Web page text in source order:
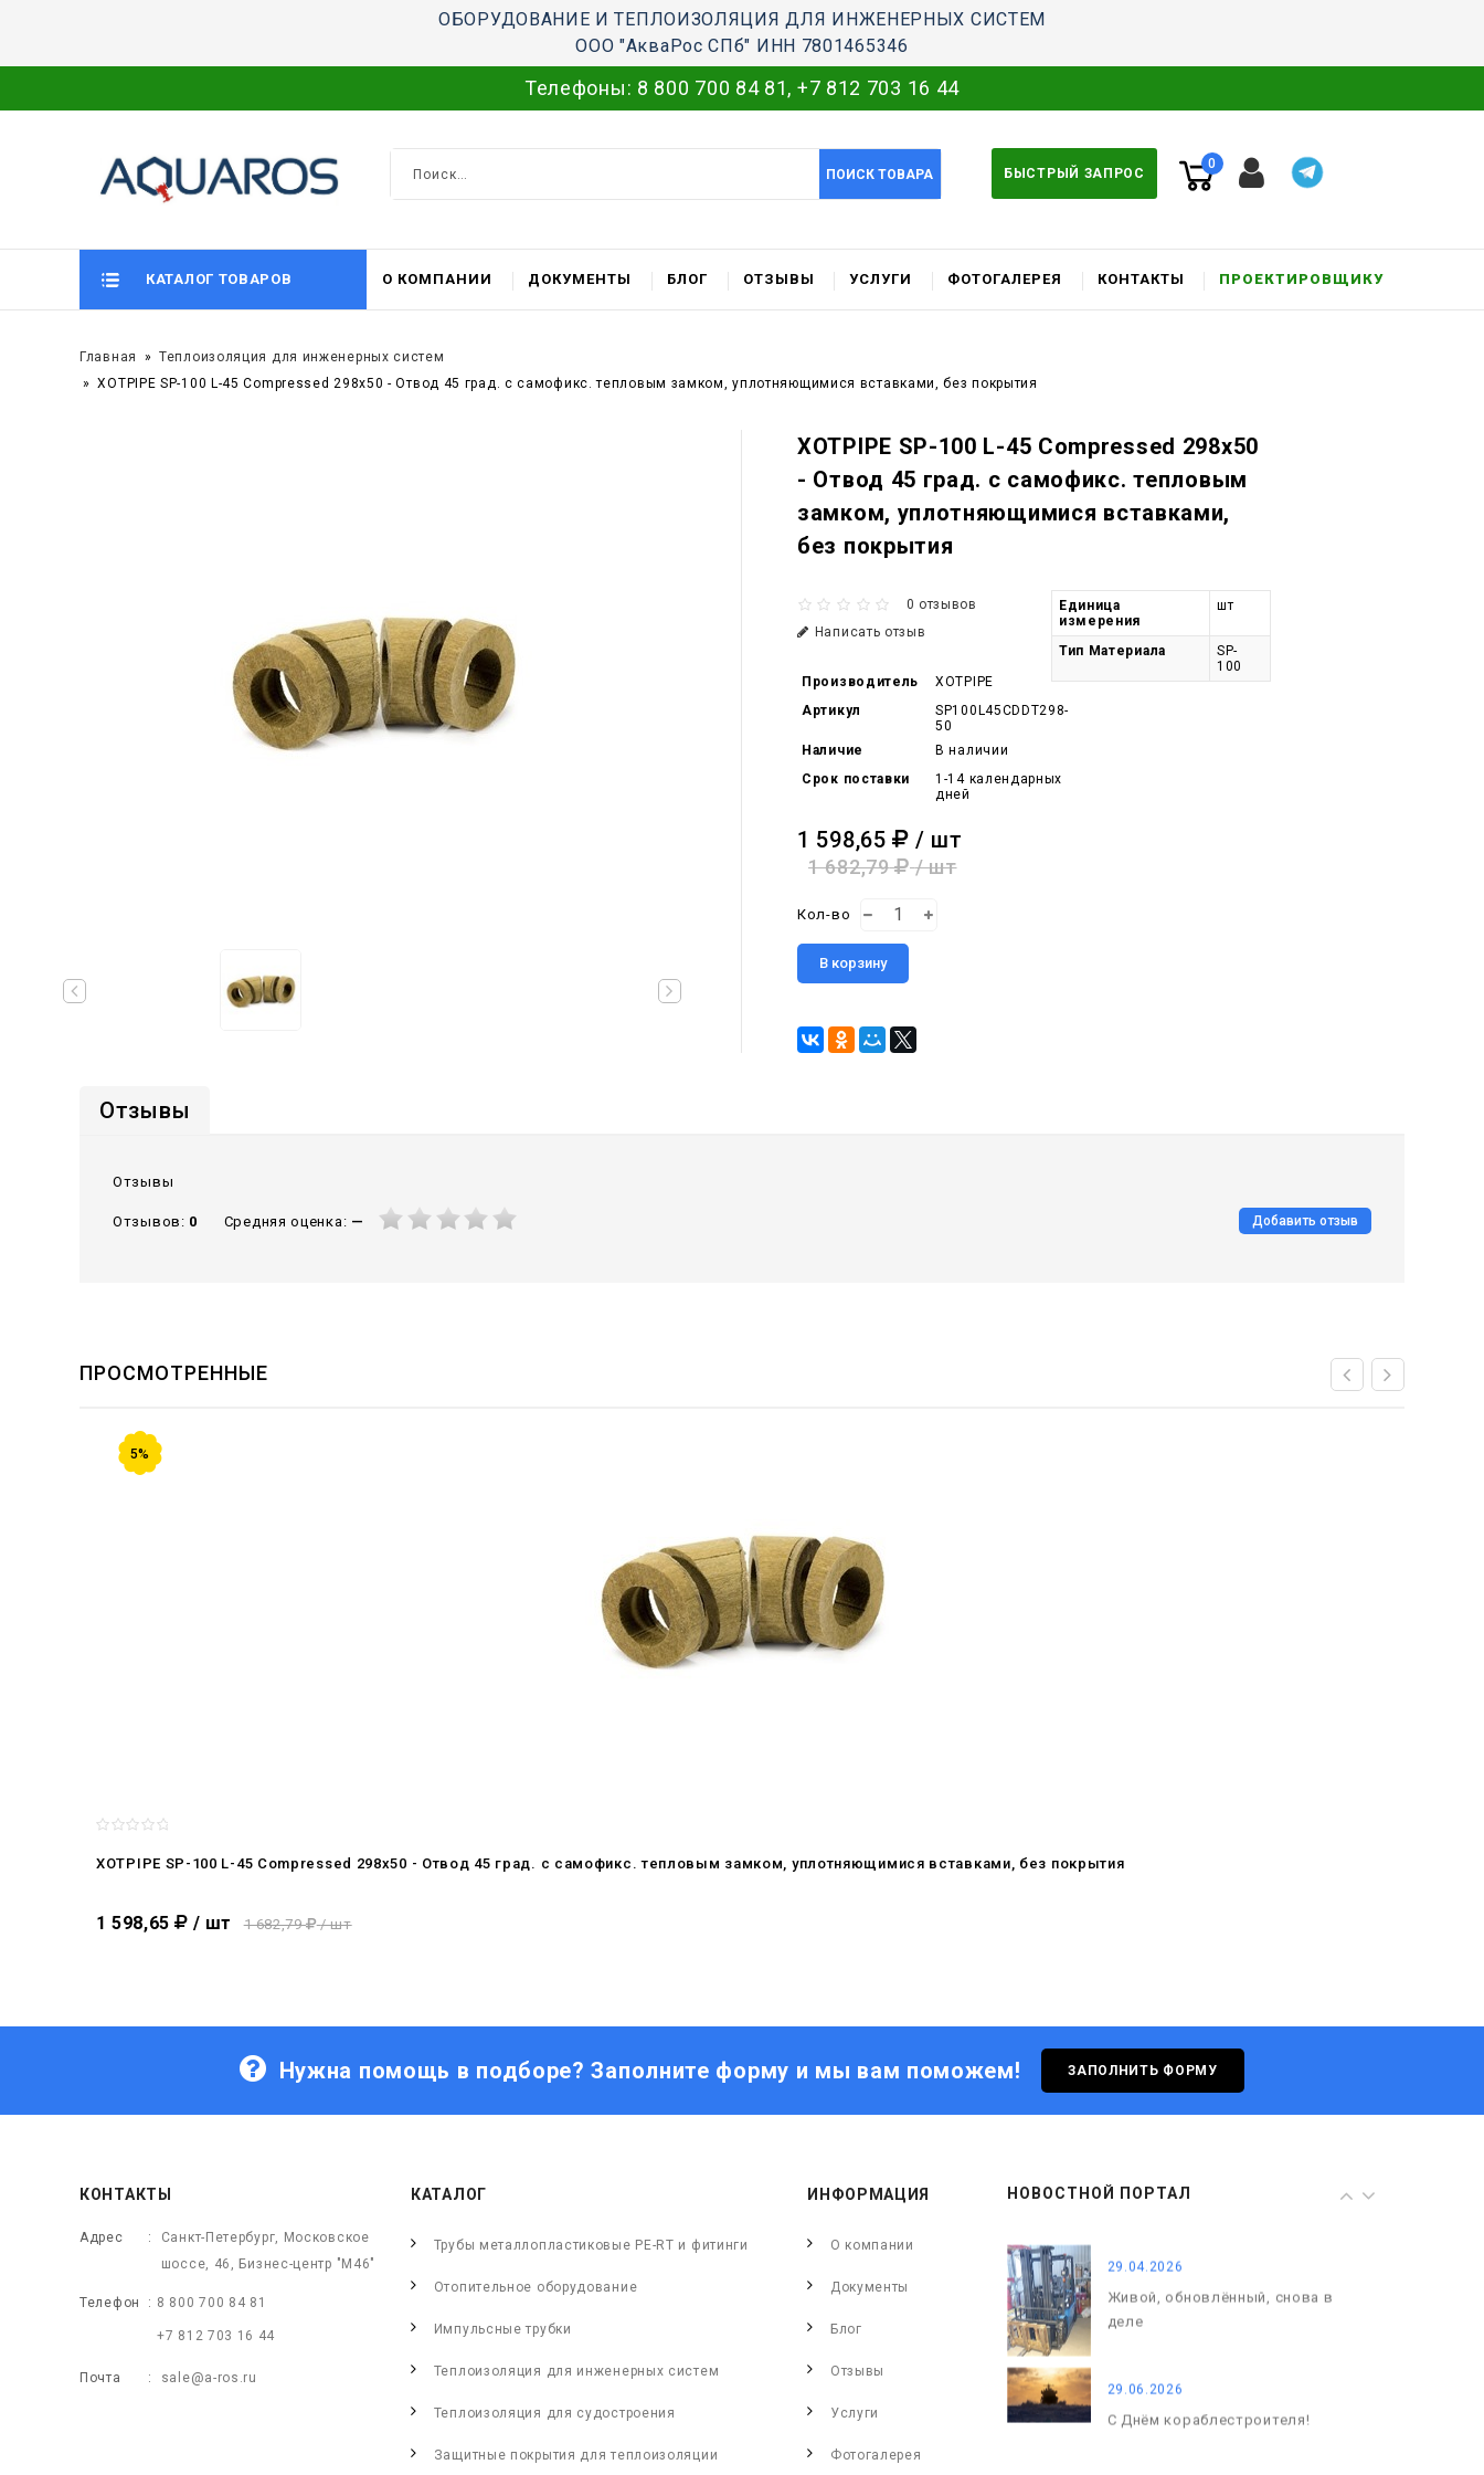
ОБОРУДОВАНИЕ И ТЕПЛОИЗОЛЯЦИЯ ДЛЯ ИНЖЕНЕРНЫХ СИСТЕМ
ООО "АкваРос СПб" ИНН 7801465346
Телефоны: 8 800 700 84 81, +7 812 703 16 44
ПОИСК ТОВАРА БЫСТРЫЙ ЗАПРОС
0
КАТАЛОГ ТОВАРОВ О КОМПАНИИ ДОКУМЕНТЫ БЛОГ ОТЗЫВЫ УСЛУГИ ФОТОГАЛЕРЕЯ КОНТАКТЫ ПРОЕКТИРОВЩИКУ
Главная
Теплоизоляция для инженерных систем
XOTPIPE SP-100 L-45 Compressed 298x50 - Отвод 45 град. c самофикс. тепловым замком, уплотняющимися вставками, без покрытия
XOTPIPE SP-100 L-45 Compressed 298x50
- Отвод 45 град. c самофикс. тепловым
замком, уплотняющимися вставками,
без покрытия
0 отзывов
Написать отзыв
Производитель
XOTPIPE
Артикул
SP100L45CDDT298-
50
Наличие
В наличии
Срок поставки
1-14 календарных
дней
1 598,65 / шт
1 682,79 / шт
Кол-во
В корзину
Единица
измерения
шт
Тип Материала
SP-
100
Отзывы
Отзывы
Отзывов: 0 Средняя оценка: — Добавить отзыв
ПРОСМОТРЕННЫЕ
5%
XOTPIPE SP-100 L-45 Compressed 298x50 - Отвод 45 град. c самофикс. тепловым замком, уплотняющимися вставками, без покрытия
1 598,65 / шт 1 682,79 / шт
Нужна помощь в подборе? Заполните форму и мы вам поможем! ЗАПОЛНИТЬ ФОРМУ
НОВОСТНОЙ ПОРТАЛ
08.05.2026
С Днём кораблестроителя!
С Днём Победы. Память, которая
29.04.2026
Живой, обновлённый, снова в
деле
29.06.2026
С Днём кораблестроителя!
КОНТАКТЫ
Адрес
Санкт-Петербург, Московское
шоссе, 46, Бизнес-центр "М46"
Телефон 8 800 700 84 81
+7 812 703 16 44
Почта sale@a-ros.ru
КАТАЛОГ
Трубы металлопластиковые PE-RT и фитинги
Отопительное оборудование
Импульсные трубки
Теплоизоляция для инженерных систем
Теплоизоляция для судостроения
Защитные покрытия для теплоизоляции
ИНФОРМАЦИЯ
О компании
Документы
Блог
Отзывы
Услуги
Фотогалерея